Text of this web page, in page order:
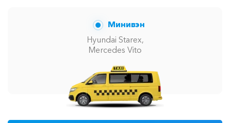
Минивэн
Hyundai Starex,
Mercedes Vito